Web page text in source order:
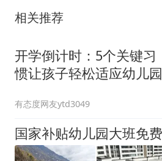
相关推荐
开学倒计时：5个关键习
惯让孩子轻松适应幼儿园
有态度网友ytd3049